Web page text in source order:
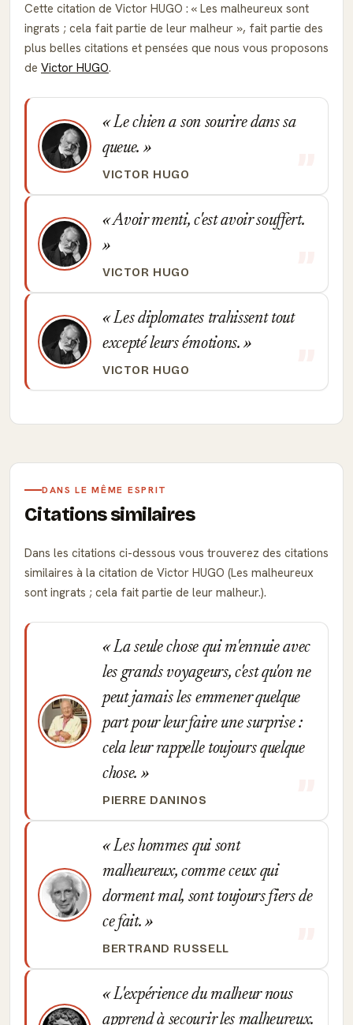
Cette citation de Victor HUGO :
Les malheureux sont
ingrats ; cela fait partie de leur malheur , fait partie des
plus belles citations et pensées que nous vous proposons
de Victor HUGO.
Le chien a son sourire dans sa
queue.
VICTOR HUGO
Avoir menti, c'est avoir souffert.
VICTOR HUGO
Les diplomates trahissent tout
excepté leurs émotions.
VICTOR HUGO
DANS LE MÊME ESPRIT
Citations similaires
Dans les citations ci-dessous vous trouverez des citations
similaires à la citation de Victor HUGO (Les malheureux
sont ingrats ; cela fait partie de leur malheur.).
La seule chose qui m'ennuie avec
les grands voyageurs, c'est qu'on ne
peut jamais les emmener quelque
part pour leur faire une surprise :
cela leur rappelle toujours quelque
chose.
PIERRE DANINOS
Les hommes qui sont
malheureux, comme ceux qui
dorment mal, sont toujours fiers de
ce fait.
BERTRAND RUSSELL
L'expérience du malheur nous
apprend à secourir les malheureux.